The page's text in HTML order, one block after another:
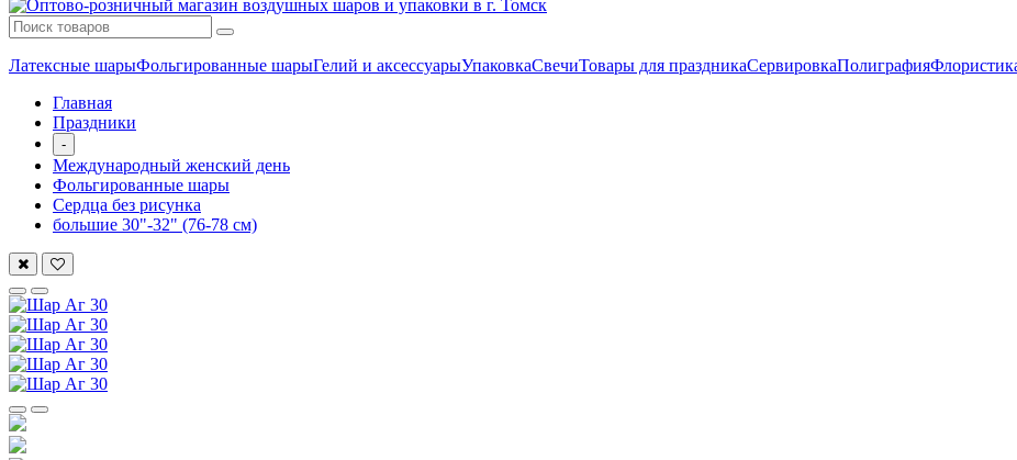
Латексные шарыФольгированные шарыГелий и аксессуарыУпаковкаСвечиТовары для праздникаСервировкаПолиграфия
Главная
Праздники
-
Международный женский день
Фольгированные шары
Сердца без рисунка
большие 30"-32" (76-78 см)